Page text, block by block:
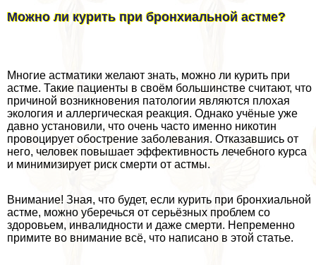
Можно ли курить при бронхиальной астме?
Многие астматики желают знать, можно ли курить при
астме. Такие пациенты в своём большинстве считают, что
причиной возникновения патологии являются плохая
экология и аллергическая реакция. Однако учёные уже
давно установили, что очень часто именно никотин
провоцирует обострение заболевания. Отказавшись от
него, человек повышает эффективность лечебного курса
и минимизирует риск cмepти от астмы.
Внимание! Зная, что будет, если курить при бронхиальной
астме, можно уберечься от серьёзных проблем со
здоровьем, инвалидности и даже cмepти. Непременно
примите во внимание всё, что написано в этой статье.